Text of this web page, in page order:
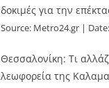
δοκιμές για την
Source: Metro24.gr
Θεσσαλονίκη: Τι
λεωφορεία της